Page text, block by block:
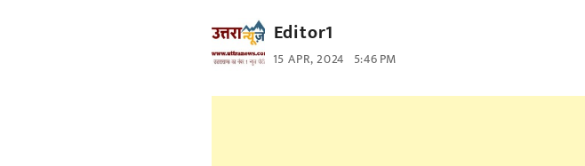
Editor1
15 APR, 2024 5:46 PM